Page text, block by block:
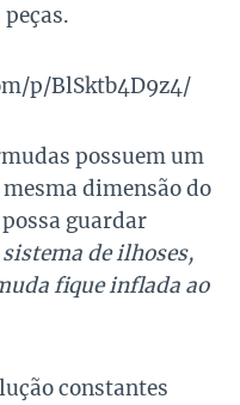
p/BlSktb4D9z4/
possuem um
dimensão do
guardar
de ilhoses,
fique inflada ao
constantes